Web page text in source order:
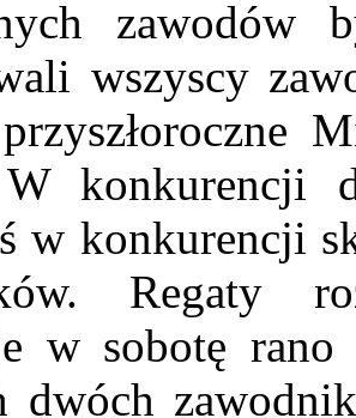
zawodów
wszyscy
konkurencji
w konkurencji
Regaty
w sobotę
dwóch